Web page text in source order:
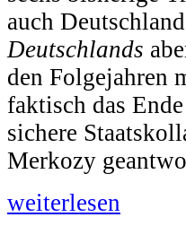
auch
Deutschlands
den Folgejahren
faktisch das
sichere
Merkozy
weiterlesen